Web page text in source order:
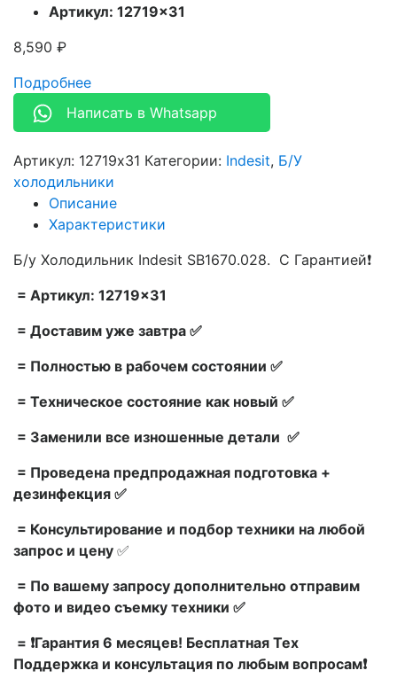
Артикул: 12719×31
8,590 ₽
Подробнее
Написать в Whatsapp
Артикул: 12719x31 Категории: Indesit, Б/У
холодильники
Описание
Характеристики
Б/у Холодильник Indesit SB1670.028. С Гарантией❗
= Артикул: 12719×31
= Доставим уже завтра ✅
= Полностью в рабочем состоянии ✅
= Техническое состояние как новый ✅
= Заменили все изношенные детали ✅
= Проведена предпродажная подготовка +
дезинфекция ✅
= Консультирование и подбор техники на любой
запрос и цену ✅
= По вашему запросу дополнительно отправим
фото и видео съемку техники ✅
= ❗Гарантия 6 месяцев! Бесплатная Тех
Поддержка и консультация по любым вопросам❗